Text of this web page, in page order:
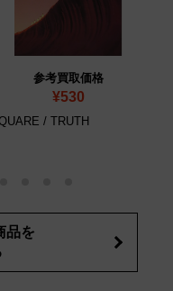
参考買取価格
¥530
/ TRUTH
品を